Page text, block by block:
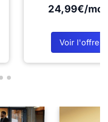
24,99€/
Voir l'offre